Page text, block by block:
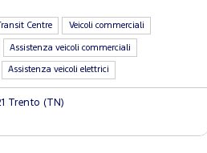
Transit Centre Veicoli commerciali
Assistenza veicoli commerciali
Assistenza veicoli elettrici
Trento (TN)